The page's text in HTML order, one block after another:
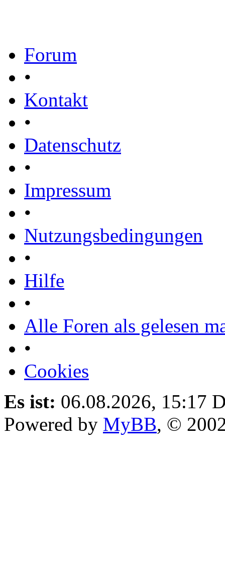
Forum
•
Kontakt
•
Datenschutz
•
Impressum
•
Nutzungsbedingungen
•
Hilfe
•
Alle Foren als gelesen
•
Cookies
Es ist: 06.08.2026, 15:17
Powered by MyBB, ©